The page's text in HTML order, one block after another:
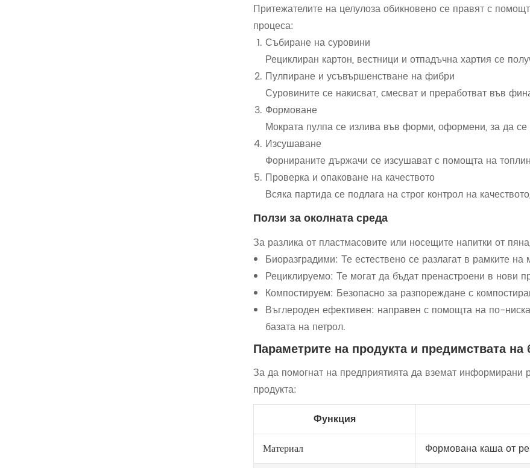
Притежателите на целулоза обикновено се правят с
процеса:
Събиране на суровини
Рециклиран картон, вестници и отпадъчна хартия се
Пулпиране и усъвършенстване на фибри
Суровините се накисват, смесват и преработват във
Формоване
Мократа пулпа се излива във форми, оформени, за да
Изсушаване
Форнираните държачи се изсушават с помощта на
Проверка и опаковане на качеството
Всяка партида се подлага на строг контрол на
Ползи за околната среда
За разлика от пластмасовите или носещите напитки от
Биоразградими: Те естествено се разлагат в рамките на
Рециклируемо: Те могат да бъдат пренастроени в нови
Компостируем: Безопасно за разпореждане с
Въглероден ефективен: направен с помощта на по-
базата на петрол.
Параметрите на продукта и предимствата на
За да помогнат на предприятията да вземат информирани
продукта:
Функция
Материал
Формована каша от